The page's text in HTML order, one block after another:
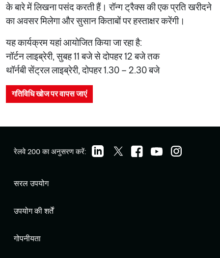
के बारे में लिखना पसंद करती हैं। रॉन्ग ट्रैक्स की एक प्रति खरीदने
का अवसर मिलेगा और सुसान किताबों पर हस्ताक्षर करेंगी।
यह कार्यक्रम यहां आयोजित किया जा रहा है:
नॉर्टन लाइब्रेरी, सुबह 11 बजे से दोपहर 12 बजे तक
थॉर्नबी सेंट्रल लाइब्रेरी, दोपहर 1.30 – 2.30 बजे
गतिविधि खोज पर वापस जाएं
रेलवे 200 का अनुसरण करें:
सरल उपयोग
उपयोग की शर्तें
गोपनीयता